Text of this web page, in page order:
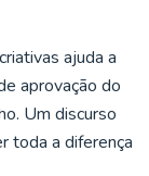
ajuda a
aprovação do
Um discurso
toda a diferença